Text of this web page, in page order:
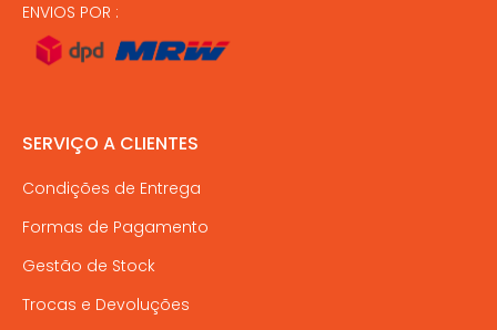
ENVIOS POR :
SERVIÇO A CLIENTES
Condições de Entrega
Formas de Pagamento
Gestão de Stock
Trocas e Devoluções